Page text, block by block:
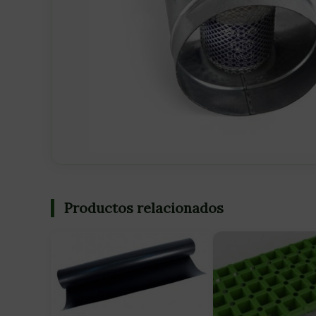
Productos relacionados